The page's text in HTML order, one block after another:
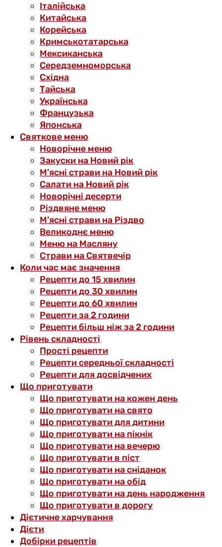
Італійська
Китайська
Корейська
Кримськотатарська
Мексиканська
Середземноморська
Східна
Тайська
Українська
Французька
Японська
Святкове меню
Новорічне меню
Закуски на Новий рік
М’ясні страви на Новий рік
Салати на Новий рік
Новорічні десерти
Різдвяне меню
М’ясні страви на Різдво
Великоднє меню
Меню на Масляну
Страви на Святвечір
Коли час має значення
Рецепти до 15 хвилин
Рецепти до 30 хвилин
Рецепти до 60 хвилин
Рецепти за 2 години
Рецепти більш ніж за 2 години
Рівень складності
Прості рецепти
Рецепти середньої складності
Рецепти для досвідчених
Що приготувати
Що приготувати на кожен день
Що приготувати на свято
Що приготувати для дитини
Що приготувати на пікнік
Що приготувати на вечерю
Що приготувати в піст
Що приготувати на сніданок
Що приготувати на обід
Що приготувати на день народження
Що приготувати в дорогу
Дієтичне харчування
Дієти
Добірки рецептів